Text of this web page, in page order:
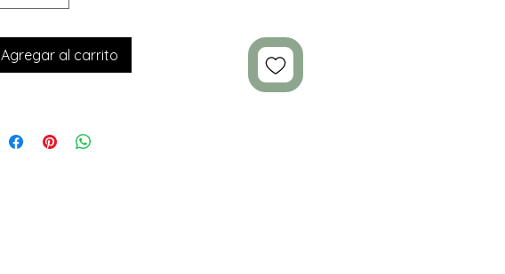
Agregar al carrito